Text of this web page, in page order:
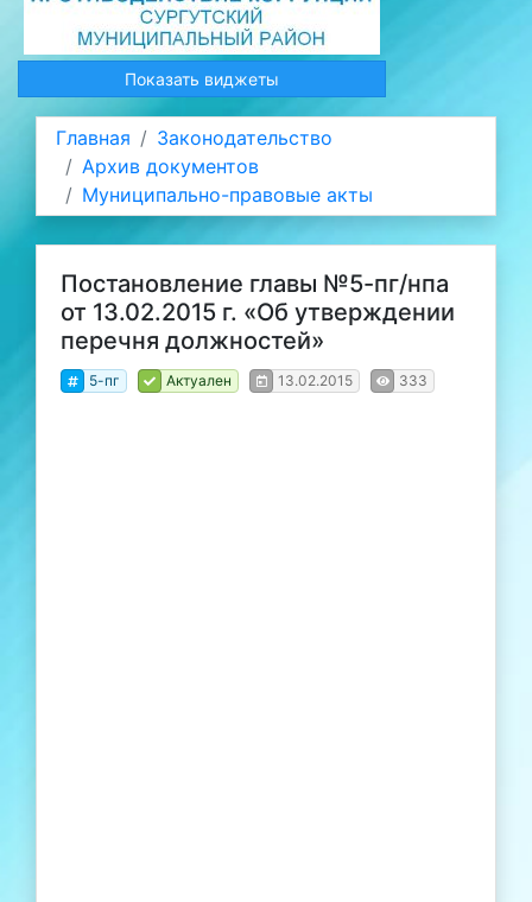
Показать виджеты
Главная
Законодательство
Архив документов
Муниципально-правовые акты
Постановление главы №5-пг/нпа
от 13.02.2015 г. «Об утверждении
перечня должностей»
5-пг Актуален 13.02.2015 333